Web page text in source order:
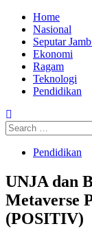
Skip
content
Primary
Menu
Home
Nasional
Seputar
Ekonomi
Ragam
Teknologi
Pendidikan
Search
for:
Pendidikan
UNJA dan
Metaverse
(POSITIV)